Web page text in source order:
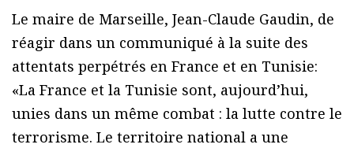
Le maire de Marseille, Jean-Claude Gaudin, de
réagir dans un communiqué à la suite des
attentats perpétrés en France et en Tunisie:
«La France et la Tunisie sont, aujourd’hui,
unies dans un même combat : la lutte contre le
terrorisme. Le territoire national a une